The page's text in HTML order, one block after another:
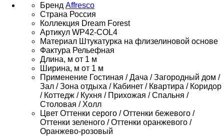
Бренд Affresco
Страна Россия
Коллекция Dream Forest
Артикул WP42-COL4
Материал Штукатурка на флизелиновой основе
Фактура Рельефная
Длина, м от 1 м
Ширина, м от 1 м
Применение Гостиная / Дача / Загородный дом /
Зал / Зона отдыха / Кабинет / Квартира / Коридор
/ Коттедж / Кухня / Прихожая / Спальня /
Столовая / Холл
Цвет Оттенки серого / Оттенки бежевого /
Оттенки зеленого / Оттенки оранжевого /
Оранжево-розовый